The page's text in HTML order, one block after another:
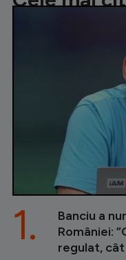
Banciu a
României:
regulat,
1.